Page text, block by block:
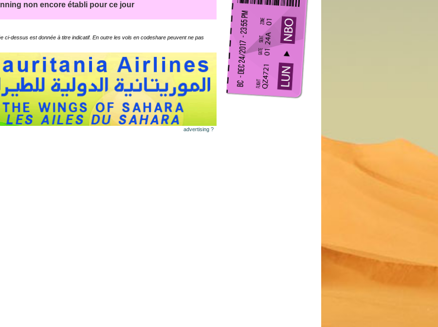
non encore établi pour ce jour
ci-dessus est donnée à titre indicatif. En outre les vols en codeshare peuvent ne pas
advertising ?